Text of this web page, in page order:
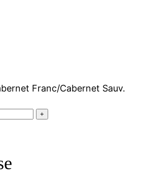
Franc/Cabernet Sauv.